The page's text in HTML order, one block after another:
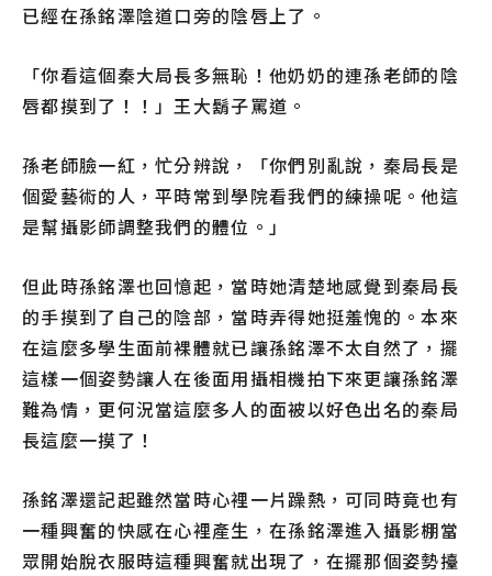
已經在孫銘澤陰道口旁的陰唇上了。
「你看這個秦大局長多無恥！他奶奶的連孫老師的陰
唇都摸到了！！」王大鬍子罵道。
孫老師臉一紅，忙分辨說，「你們別亂說，秦局長是
個愛藝術的人，平時常到學院看我們的練操呢。他這
是幫攝影師調整我們的體位。」
但此時孫銘澤也回憶起，當時她清楚地感覺到秦局長
的手摸到了自己的陰部，當時弄得她挺羞愧的。本來
在這麼多學生面前裸體就已讓孫銘澤不太自然了，擺
這樣一個姿勢讓人在後面用攝相機拍下來更讓孫銘澤
難為情，更何況當這麼多人的面被以好色出名的秦局
長這麼一摸了！
孫銘澤還記起雖然當時心裡一片躁熱，可同時竟也有
一種興奮的快感在心裡產生，在孫銘澤進入攝影棚當
眾開始脫衣服時這種興奮就出現了，在擺那個姿勢擡